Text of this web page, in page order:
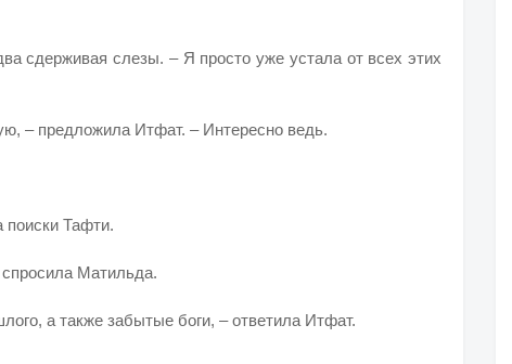
сдерживая слезы. – Я просто уже устала от всех этих
– предложила Итфат. – Интересно ведь.
поиски Тафти.
Матильда.
а также забытые боги, – ответила Итфат.